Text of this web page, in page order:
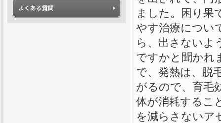
ました。困り果
やす治療につい
ら、出さないよ
ですかと聞かれ
で、発熱は、脱
がるので、育毛
体が消耗するこ
を減らさないア